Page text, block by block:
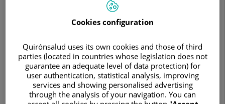
Naoumtchik
Ofchinikova
SvetlanaNaoumtchik Ofchinikova
FACULTATIVO ESPECIALISTA REHABILITACIÓN
Cookies configuration
Quirónsalud uses its own cookies and those of third
parties (located in countries whose legislation does not
guarantee an adequate level of data protection) for
user authentication, statistical analysis, improving
services and showing personalised advertising
through the analysis of your navigation. You can